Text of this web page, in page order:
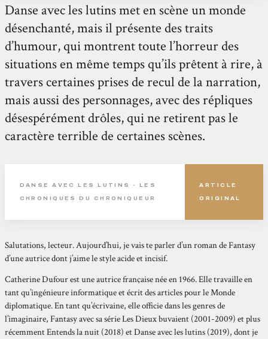
Danse avec les lutins met en scène un monde
désenchanté, mais il présente des traits
d’humour, qui montrent toute l’horreur des
situations en même temps qu’ils prêtent à rire, à
travers certaines prises de recul de la narration,
mais aussi des personnages, avec des répliques
désespérément drôles, qui ne retirent pas le
caractère terrible de certaines scènes.
DANSE AVEC LES LUTINS - LES
CHRONIQUES DU CHRONIQUEUR
ARTICLE
ORIGINAL
Salutations, lecteur. Aujourd’hui, je vais te parler d’un roman de Fantasy
d’une autrice dont j’aime le style acide et incisif.
Catherine Dufour est une autrice française née en 1966. Elle travaille en
tant qu’ingénieure informatique et écrit des articles pour le Monde
diplomatique. En tant qu’écrivaine, elle officie dans les genres de
l’imaginaire, Fantasy avec sa série Les Dieux buvaient (2001-2009) et plus
récemment Entends la nuit (2018) et Danse avec les lutins (2019), dont je